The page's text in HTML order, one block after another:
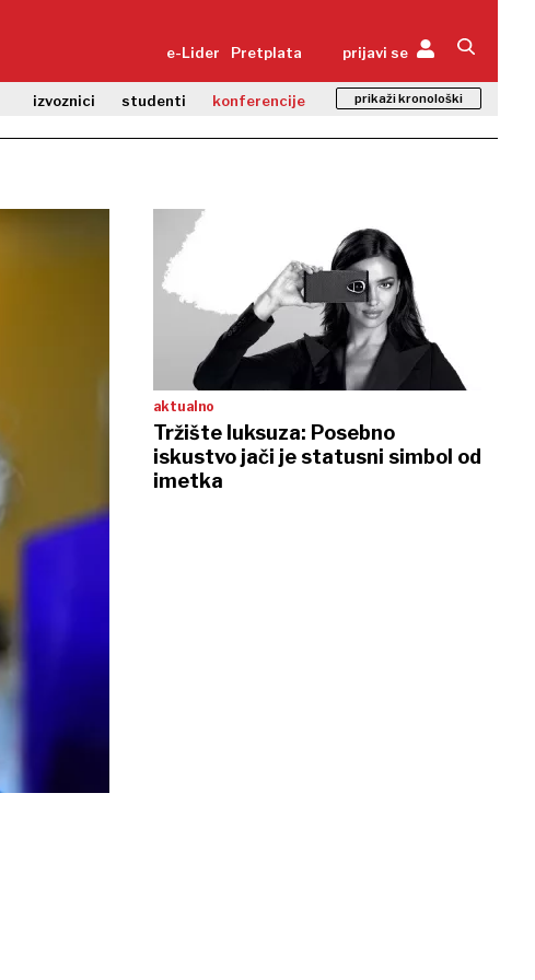
e-Lider Pretplata prijavi se
izvoznici studenti konferencije prikaži kronološki
aktualno
Tržište luksuza: Posebno
iskustvo jači je statusni simbol od
imetka